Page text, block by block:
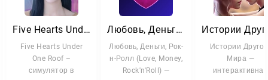
Five Hearts Under One Roof
Five Hearts Under
One Roof –
симулятор в
Любовь, Деньги, Рок-н-Ролл
Любовь, Деньги, Рок-
н-Ролл (Love, Money,
Rock'n'Roll) —
Истории
Мира —
интерактивная